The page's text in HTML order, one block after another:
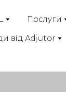
Послуги
від Adjutor